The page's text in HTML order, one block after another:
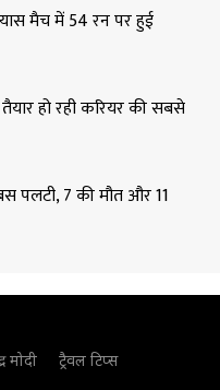
मैच में 54 रन पर हुई
हो रही करियर की सबसे
पलटी, 7 की मौत और 11
मोदी
ट्रैवल टिप्स